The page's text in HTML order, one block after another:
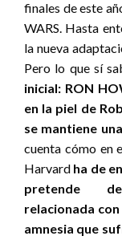
finales de este
WARS. Hasta
la nueva
Pero lo que sí
inicial: RON
en la piel de
se mantiene
cuenta cómo en
Harvard ha de
pretende
relacionada
amnesia que